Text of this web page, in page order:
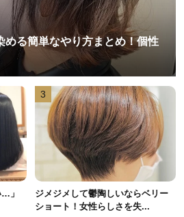
める簡単なやり方まとめ！個性
」
3
ジメジメして鬱陶しいならベリー
ショート！女性らしさを失...